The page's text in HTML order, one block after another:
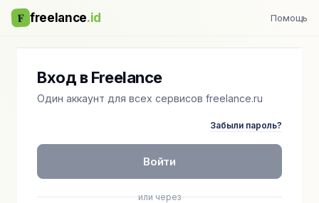
F freelance.id Помощь
Вход в Freelance
Один аккаунт для всех сервисов freelance.ru
Забыли пароль?
Войти
или через